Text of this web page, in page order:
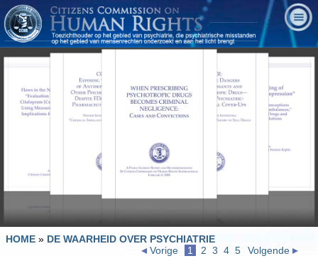
HOME » DE WAARHEID OVER PSYCHIATRIE
Volgende
1 2 3 4 5
Vorige